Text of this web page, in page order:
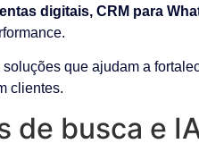
digitais, CRM para
que ajudam a
clientes.
de busca e